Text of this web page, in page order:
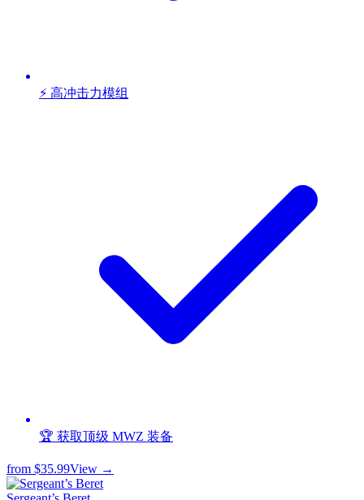
⚡ 高冲击力模组
🏆 获取顶级 MWZ 装备
from $35.99View →